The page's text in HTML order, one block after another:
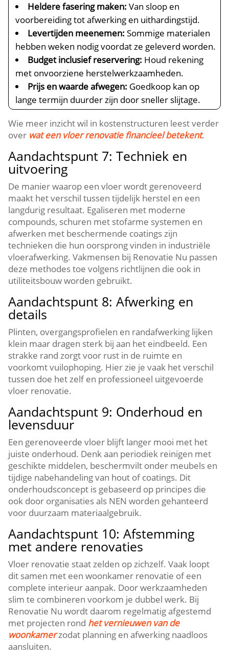
Heldere fasering maken: Van sloop en
voorbereiding tot afwerking en uithardingstijd.​
Levertijden meenemen: Sommige materialen
hebben weken nodig voordat ze geleverd worden.​
Budget inclusief reservering: Houd rekening
met onvoorziene herstelwerkzaamheden.​
Prijs en waarde afwegen: Goedkoop kan op
lange termijn duurder zijn door sneller slijtage.​
Wie meer inzicht wil in kostenstructuren leest verder
over wat een vloer renovatie financieel betekent.​
Aandachtspunt 7: Techniek en
uitvoering
De manier waarop een vloer wordt gerenoveerd
maakt het verschil tussen tijdelijk herstel en een
langdurig resultaat.​ Egaliseren met moderne
compounds, schuren met stofarme systemen en
afwerken met beschermende coatings zijn
technieken die hun oorsprong vinden in industriële
vloerafwerking.​ Vakmensen bij Renovatie Nu passen
deze methodes toe volgens richtlijnen die ook in
utiliteitsbouw worden gebruikt.​
Aandachtspunt 8: Afwerking en
details
Plinten, overgangsprofielen en randafwerking lijken
klein maar dragen sterk bij aan het eindbeeld.​ Een
strakke rand zorgt voor rust in de ruimte en
voorkomt vuilophoping.​ Hier zie je vaak het verschil
tussen doe het zelf en professioneel uitgevoerde
vloer renovatie.​
Aandachtspunt 9: Onderhoud en
levensduur
Een gerenoveerde vloer blijft langer mooi met het
juiste onderhoud.​ Denk aan periodiek reinigen met
geschikte middelen, beschermvilt onder meubels en
tijdige nabehandeling van hout of coatings.​ Dit
onderhoudsconcept is gebaseerd op principes die
ook door organisaties als NEN worden gehanteerd
voor duurzaam materiaalgebruik.​
Aandachtspunt 10: Afstemming
met andere renovaties
Vloer renovatie staat zelden op zichzelf.​ Vaak loopt
dit samen met een woonkamer renovatie of een
complete interieur aanpak.​ Door werkzaamheden
slim te combineren voorkom je dubbel werk.​ Bij
Renovatie Nu wordt daarom regelmatig afgestemd
met projecten rond het vernieuwen van de
woonkamerzodat planning en afwerking naadloos
aansluiten.​